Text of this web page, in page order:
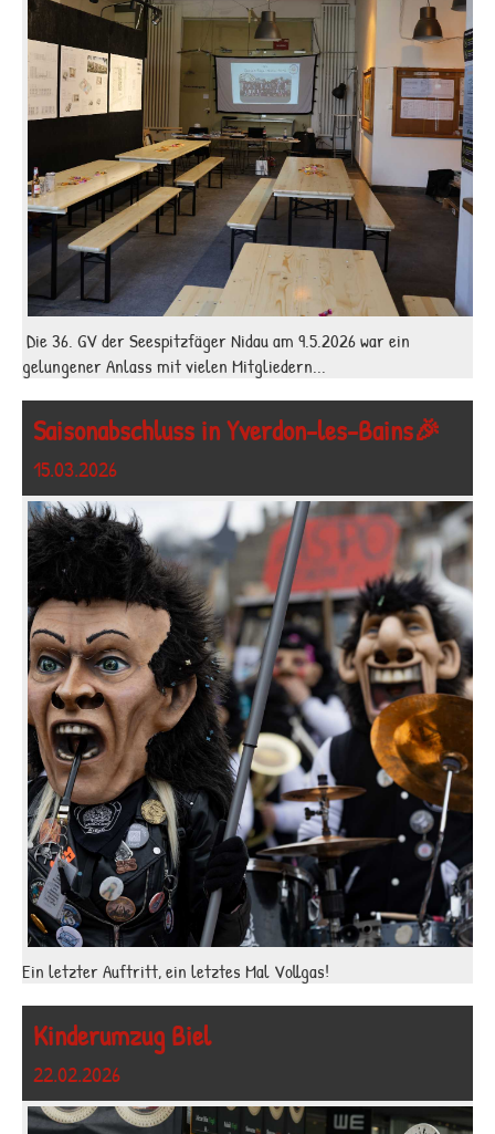
Die 36. GV der Seespitzfäger Nidau am 9.5.2026 war ein
gelungener Anlass mit vielen Mitgliedern...
Saisonabschluss in Yverdon-les-Bains🎉
15.03.2026
Ein letzter Auftritt, ein letztes Mal Vollgas!
Kinderumzug Biel
22.02.2026